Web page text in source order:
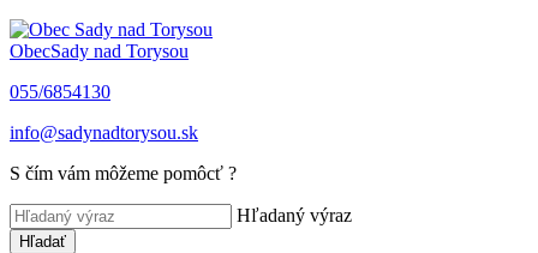
ObecSady nad Torysou
055/6854130
info@sadynadtorysou.sk
S čím vám môžeme pomôcť ?
Hľadaný výraz
Hľadať